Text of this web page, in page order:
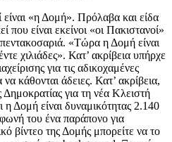
«η Δομή». Πρόλαβα και είδα
που είναι εκείνοι «οι Πακιστανοί»
«Τώρα η Δομή είναι
χιλιάδες». Κατ’ ακρίβεια υπήρχε
για τις αδικοχαμένες
κάθονται άδειες. Κατ’ ακρίβεια,
Δημοκρατίας για τη νέα Κλειστή
Δομή είναι δυναμικότητας 2.140
του ένα παράπονο για
βίντεο της Δομής μπορείτε να το